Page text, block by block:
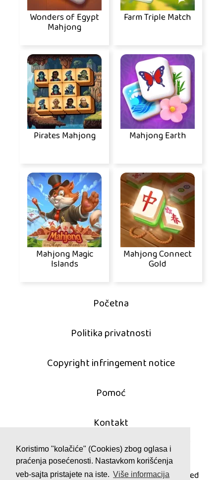
Koristimo "kolačiće" (Cookies) zbog oglasa i
praćenja posećenosti. Nastavkom korišćenja
veb-sajta pristajete na iste. Više informacija
Wonders of Egypt
Mahjong
Farm Triple Match
Pirates Mahjong Mahjong Earth
Mahjong Magic
Islands
Mahjong Connect
Gold
Početna
Politika privatnosti
Copyright infringement notice
Pomoć
Kontakt
© 2011 - 2026 mahjong-igrice.com
All games are copyrighted and/or trademarked